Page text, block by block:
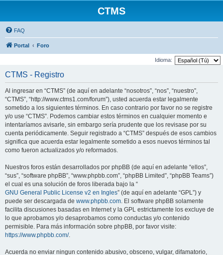
CTMS
FAQ
Portal Foro
Idioma:
CTMS - Registro
Al ingresar en “CTMS” (de aquí en adelante “nosotros”, “nos”, “nuestro”,
“CTMS”, “http://www.ctms1.com/forum”), usted acuerda estar legalmente
sometido a los siguientes términos. En caso contrario por favor no se registre
y/o use “CTMS”. Podemos cambiar estos términos en cualquier momento e
intentaríamos avisarle, sin embargo sería prudente que los revisase por su
cuenta periódicamente. Seguir registrado a “CTMS” después de esos cambios
significa que acuerda estar legalmente sometido a esos nuevos términos tal
como fueron actualizados y/o reformados.
Nuestros foros están desarrollados por phpBB (de aquí en adelante “ellos”,
“sus”, “software phpBB”, “www.phpbb.com”, “phpBB Limited”, “phpBB Teams”)
el cual es una solución de foros liberada bajo la “
GNU General Public License v2 en Ingles” (de aquí en adelante “GPL”) y
puede ser descargada de www.phpbb.com. El software phpBB solamente
facilita discusiones basadas en Internet y la GPL estrictamente los excluye de
lo que aprobamos y/o desaprobamos como conductas y/o contenido
permisible. Para más información sobre phpBB, por favor visite:
https://www.phpbb.com/.
Acuerda no enviar ningun contenido abusivo, obsceno, vulgar, difamatorio,